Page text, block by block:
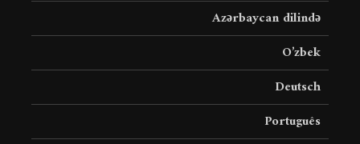
Azərbaycan dilində
O’zbek
Deutsch
Português